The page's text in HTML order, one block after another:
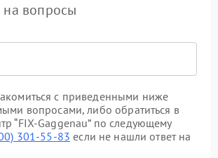
на вопросы
с приведенными ниже
вопросами, либо обратиться в
“FIX-Gaggenau” по следующему
301-55-83 если не нашли ответ на